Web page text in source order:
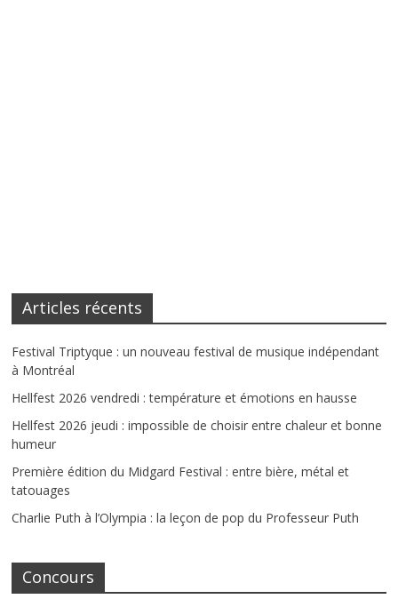
Articles récents
Festival Triptyque : un nouveau festival de musique indépendant
à Montréal
Hellfest 2026 vendredi : température et émotions en hausse
Hellfest 2026 jeudi : impossible de choisir entre chaleur et bonne
humeur
Première édition du Midgard Festival : entre bière, métal et
tatouages
Charlie Puth à l’Olympia : la leçon de pop du Professeur Puth
Concours